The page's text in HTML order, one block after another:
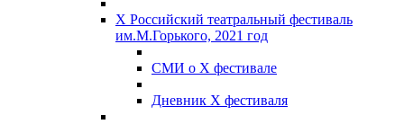
X Российский театральный фестиваль
им.М.Горького, 2021 год
СМИ о X фестивале
Дневник X фестиваля